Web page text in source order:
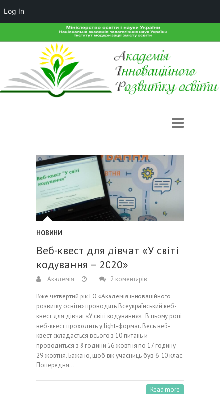
НОВИНИ
Веб-квест для дівчат «У світі
кодування – 2020»
Академія 2 коментарів
Вже четвертий рік ГО «Академія інноваційного
розвитку освіти» проводить Всеукраїнський веб-
квест для дівчат «У світі кодування». В цьому році
веб-квест проходить у light-формат. Весь веб-
квест складається всього з 10 питань и
проводиться з 8 години 26 жовтня по 17 годину
29 жовтня. Бажано, щоб вік учасниць був 6-10 клас.
Попередня…
Read more
Log In